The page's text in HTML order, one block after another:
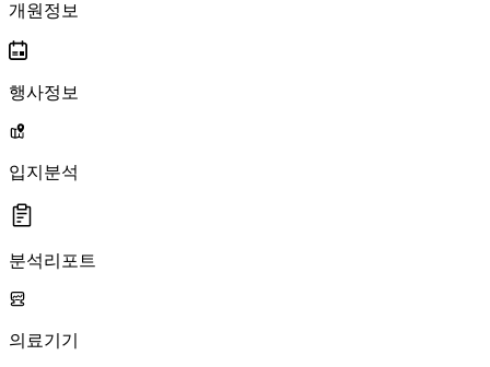
개원정보
행사정보
입지분석
분석리포트
의료기기